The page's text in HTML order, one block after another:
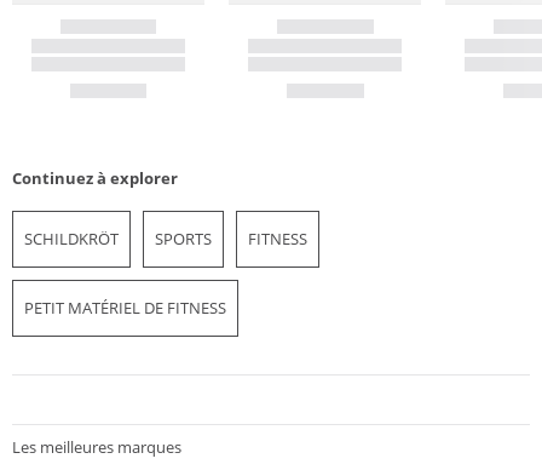
Continuez à explorer
SCHILDKRÖT SPORTS FITNESS
PETIT MATÉRIEL DE FITNESS
Les meilleures marques